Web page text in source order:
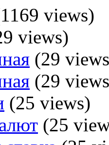
views)
views)
(29
(29
(25 views)
(25